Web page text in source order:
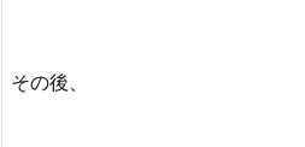
その後、